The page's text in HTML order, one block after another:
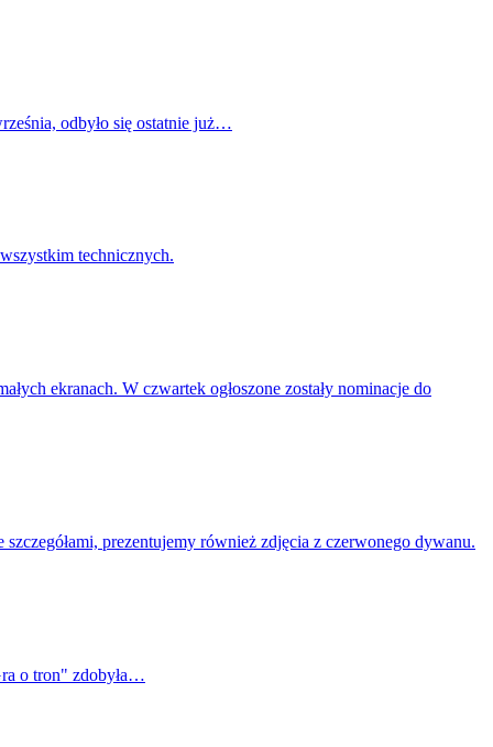
odbyło się ostatnie już…
technicznych.
ekranach. W czwartek ogłoszone zostały nominacje do
prezentujemy również zdjęcia z czerwonego dywanu.
o tron" zdobyła…